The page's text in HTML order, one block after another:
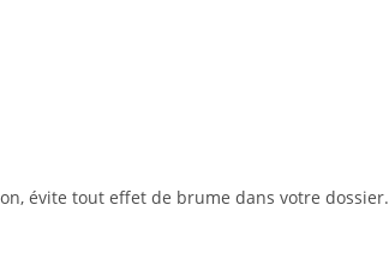
évite tout effet de brume dans votre dossier.